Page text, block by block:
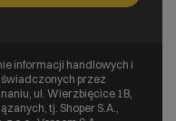
informacji handlowych i
przez
ul. Wierzbięcice 1B,
tj. Shoper S.A.,